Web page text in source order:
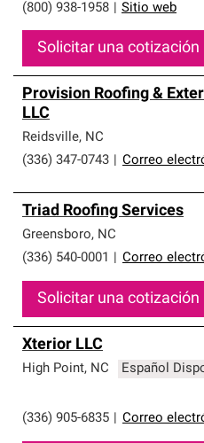
(800) 938-1958
Sitio web
Solicitar una cotización
Provision Roofing &
LLC
Reidsville, NC
(336) 347-0743
Correo
Triad Roofing Services
Greensboro, NC
(336) 540-0001
Correo
Solicitar una cotización
Xterior LLC
High Point, NC Español
(336) 905-6835 Correo